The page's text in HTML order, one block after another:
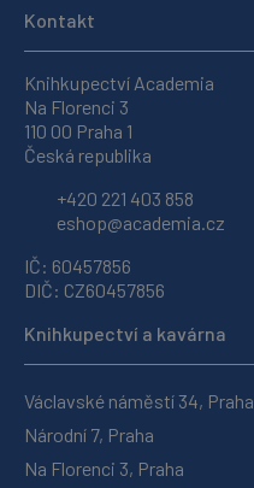
Kontakt
Knihkupectví Academia
Na Florenci 3
110 00 Praha 1
Česká republika
+420 221 403 858
eshop@academia.cz
IČ: 60457856
DIČ: CZ60457856
Knihkupectví a kavárna
Václavské náměstí 34, Praha
Národní 7, Praha
Na Florenci 3, Praha